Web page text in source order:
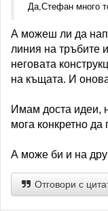
Да,Стефан много
А можеш ли да
линия на тръбите
неговата
на къщата. И
Имам доста идеи,
мога конкретно
А може би и на
Отговори с